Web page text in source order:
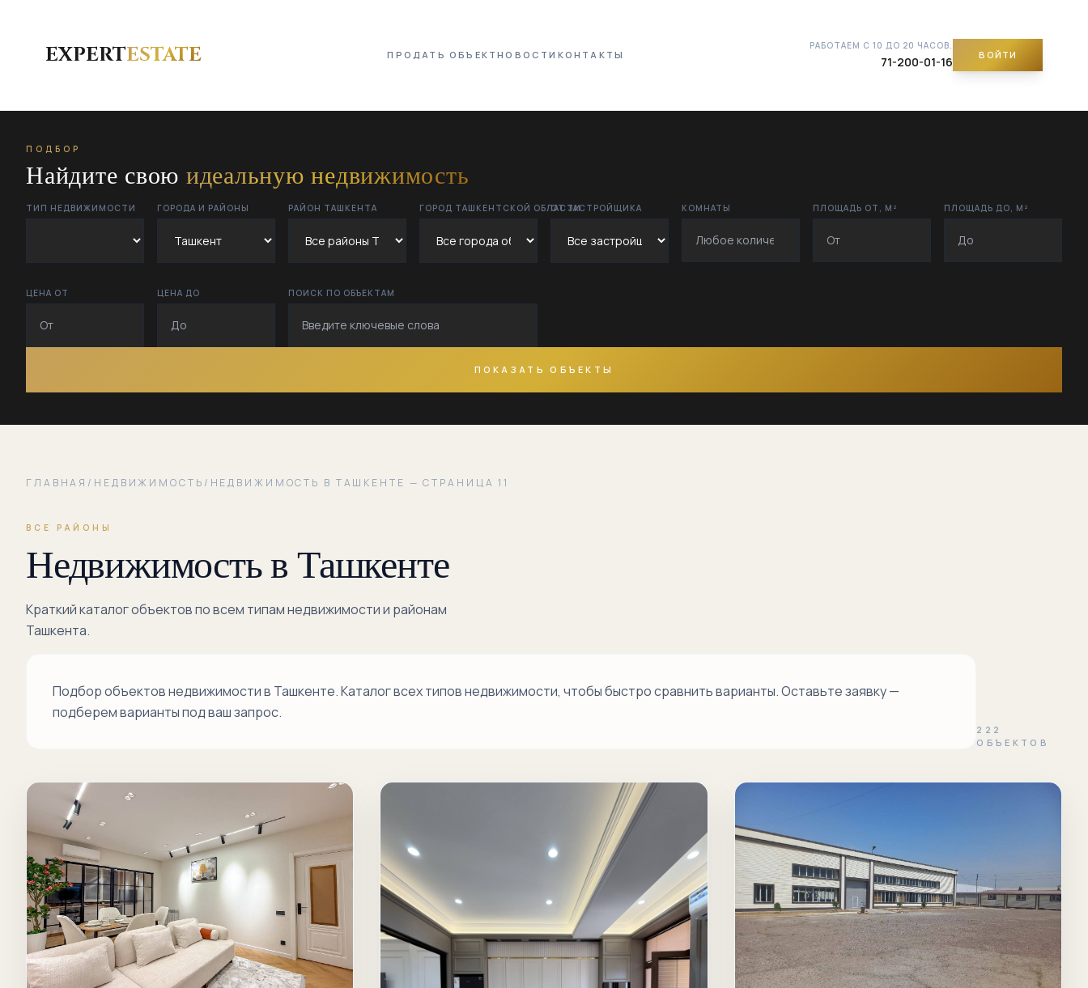
EXPERTESTATE ПРОДАТЬ ОБЪЕКТНОВОСТИ КОНТАКТЫ
РАБОТАЕМ С 10 ДО 20 ЧАСОВ.
71-200-01-16 ВОЙТИ
ПОДБОР
Найдите свою идеальную недвижимость
ТИП НЕДВИЖИМОСТИ ГОРОДА И РАЙОНЫ РАЙОН ТАШКЕНТА ГОРОД ТАШКЕНТСКОЙ ОБЛАСТИОТ ЗАСТРОЙЩИКА КОМНАТЫ ПЛОЩАДЬ ОТ, М² ПЛОЩАДЬ ДО, М²
ЦЕНА ОТ ЦЕНА ДО ПОИСК ПО ОБЪЕКТАМ
ПОКАЗАТЬ ОБЪЕКТЫ
ГЛАВНАЯ / НЕДВИЖИМОСТЬ / НЕДВИЖИМОСТЬ В ТАШКЕНТЕ — СТРАНИЦА 11
ВСЕ РАЙОНЫ
Недвижимость в Ташкенте
Краткий каталог объектов по всем типам недвижимости и районам
Ташкента.
Подбор объектов недвижимости в Ташкенте. Каталог всех типов недвижимости, чтобы быстро сравнить варианты. Оставьте заявку —
подберем варианты под ваш запрос.
222
ОБЪЕКТОВ